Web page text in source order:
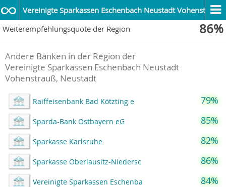
Vereinigte Sparkassen Eschenbach Neustadt Vohenstrauß
Weiterempfehlungsquote der Region
86%
Andere Banken in der Region der
Vereinigte Sparkassen Eschenbach Neustadt
Vohenstrauß, Neustadt
Raiffeisenbank Bad Kötzting e 79%
Sparda-Bank Ostbayern eG 85%
Sparkasse Karlsruhe 82%
Sparkasse Oberlausitz-Niedersc 86%
Vereinigte Sparkassen Eschenba 84%